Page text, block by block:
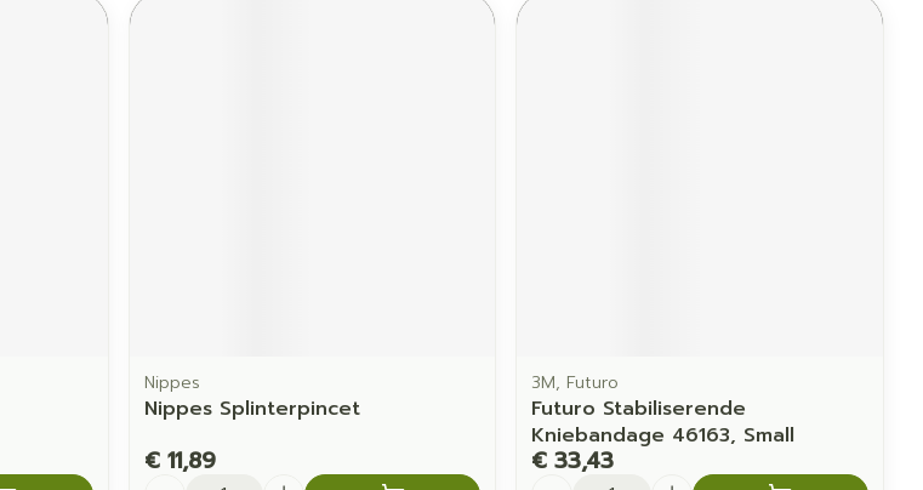
Nippes
Nippes Splinterpincet
€ 11,89
3M, Futuro
Futuro Stabiliserende
Kniebandage 46163, Small
€ 33,43